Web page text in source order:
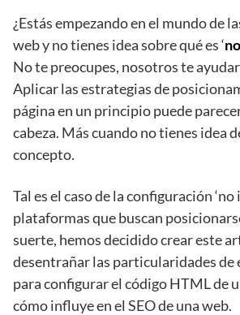
¿Estás empezando en el mundo de
web y no tienes idea sobre qué es ‘
No te preocupes, nosotros te
Aplicar las estrategias de
página en un principio puede
cabeza. Más cuando no tienes idea
concepto.
Tal es el caso de la configuración ‘no
plataformas que buscan
suerte, hemos decidido crear este
desentrañar las particularidades de
para configurar el código HTML de
cómo influye en el SEO de una web.